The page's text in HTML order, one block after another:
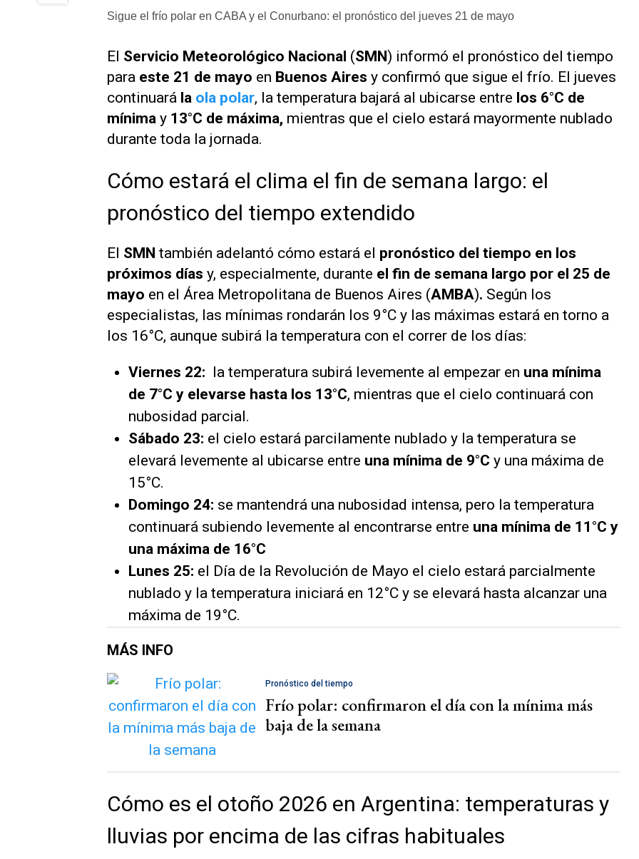
Sigue el frío polar en CABA y el Conurbano: el pronóstico del jueves 21 de mayo
El Servicio Meteorológico Nacional (SMN) informó el pronóstico del tiempo
para este 21 de mayo en Buenos Aires y confirmó que sigue el frío. El jueves
continuará la ola polar, la temperatura bajará al ubicarse entre los 6°C de
mínima y 13°C de máxima, mientras que el cielo estará mayormente nublado
durante toda la jornada.
Cómo estará el clima el fin de semana largo: el
pronóstico del tiempo extendido
El SMN también adelantó cómo estará el pronóstico del tiempo en los
próximos días y, especialmente, durante el fin de semana largo por el 25 de
mayo en el Área Metropolitana de Buenos Aires (AMBA). Según los
especialistas, las mínimas rondarán los 9°C y las máximas estará en torno a
los 16°C, aunque subirá la temperatura con el correr de los días:
Viernes 22: la temperatura subirá levemente al empezar en una mínima
de 7°C y elevarse hasta los 13°C, mientras que el cielo continuará con
nubosidad parcial.
Sábado 23: el cielo estará parcilamente nublado y la temperatura se
elevará levemente al ubicarse entre una mínima de 9°C y una máxima de
15°C.
Domingo 24: se mantendrá una nubosidad intensa, pero la temperatura
continuará subiendo levemente al encontrarse entre una mínima de 11°C y
una máxima de 16°C
Lunes 25: el Día de la Revolución de Mayo el cielo estará parcialmente
nublado y la temperatura iniciará en 12°C y se elevará hasta alcanzar una
máxima de 19°C.
MÁS INFO
Pronóstico del tiempo
Frío polar: confirmaron el día con la mínima más
baja de la semana
Cómo es el otoño 2026 en Argentina: temperaturas y
lluvias por encima de las cifras habituales